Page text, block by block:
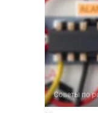
Советы по